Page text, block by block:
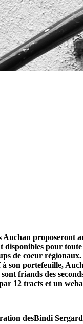
Auchan proposeront
disponibles pour
de coeur régionaux.
son portefeuille,
friands des
12 tracts et un
desBindi